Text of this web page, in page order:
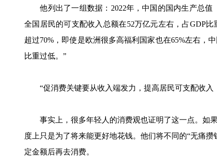
他列出了一组数据：2022年，中国的国内生产总值
全国居民的可支配收入总额在52万亿元左右，占GDP
超过70%，即使是欧洲很多高福利国家也在65%左右，
比重过低。”
“促消费关键要从收入端发力，提高居民可支配收入
事实上，很多年轻人的消费观也证明了这一点。如果
度上只是为了将来能更好地花钱。他们将不同的“无痛
定金额后再去消费。